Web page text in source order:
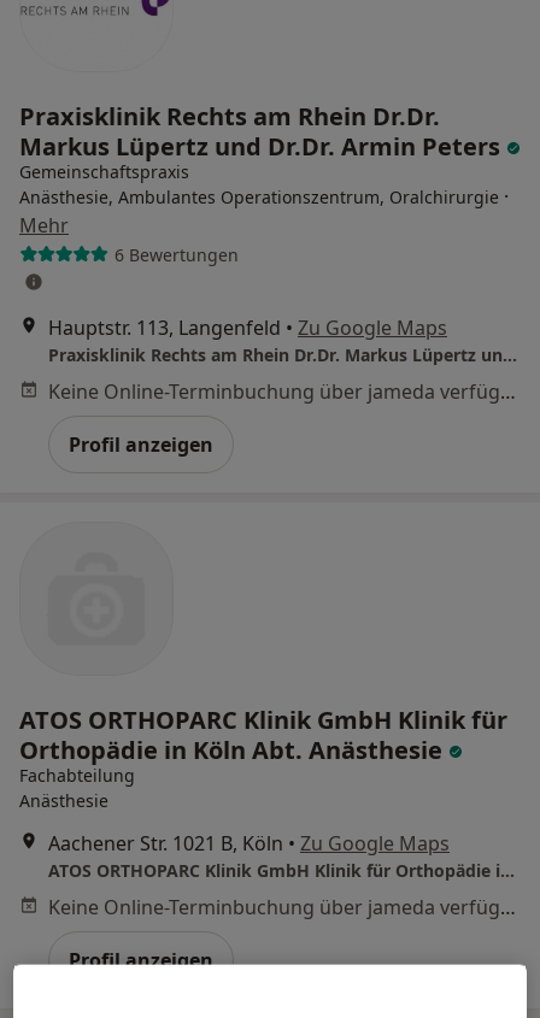
Praxisklinik Rechts am Rhein Dr.Dr.
Markus Lüpertz und Dr.Dr. Armin Peters
Gemeinschaftspraxis
Anästhesie, Ambulantes Operationszentrum, Oralchirurgie ·
Mehr
6 Bewertungen
Hauptstr. 113, Langenfeld • Zu Google Maps
Praxisklinik Rechts am Rhein Dr.Dr. Markus Lüpertz und Dr.Dr. Armin Peters
Keine Online-Terminbuchung über jameda verfügbar
Profil anzeigen
ATOS ORTHOPARC Klinik GmbH Klinik für
Orthopädie in Köln Abt. Anästhesie
Fachabteilung
Anästhesie
Aachener Str. 1021 B, Köln • Zu Google Maps
ATOS ORTHOPARC Klinik GmbH Klinik für Orthopädie in Köln Abt. Anästhesie
Keine Online-Terminbuchung über jameda verfügbar
Profil anzeigen